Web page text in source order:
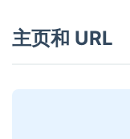
主页和 URL